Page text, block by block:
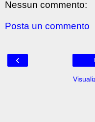
Nessun commento:
Posta un commento
‹